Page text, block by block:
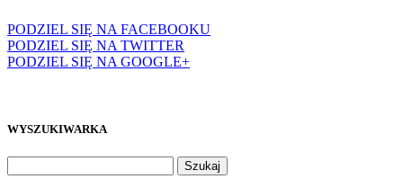
PODZIEL SIĘ NA FACEBOOKU
PODZIEL SIĘ NA TWITTER
PODZIEL SIĘ NA GOOGLE+
WYSZUKIWARKA